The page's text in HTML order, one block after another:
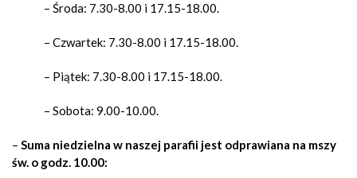
– Środa: 7.30-8.00 i 17.15-18.00.
– Czwartek: 7.30-8.00 i 17.15-18.00.
– Piątek: 7.30-8.00 i 17.15-18.00.
– Sobota: 9.00-10.00.
– Suma niedzielna w naszej parafii jest odprawiana na mszy
św. o godz. 10.00: